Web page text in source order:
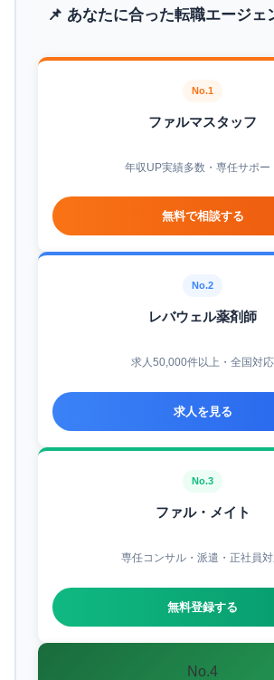
📌 あなたに合った転職エージェ
No.1
ファルマスタッフ
年収UP実績多数・専任サポー
無料で相談する
No.2
レバウェル薬剤師
求人50,000件以上・全国対応
求人を見る
No.3
ファル・メイト
専任コンサル・派遣・正社員
無料登録する
No.4